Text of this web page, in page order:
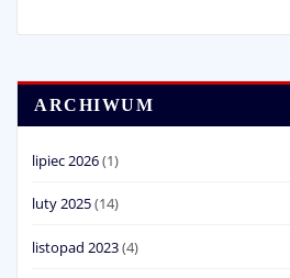
ARCHIWUM
lipiec 2026(1)
luty 2025(14)
listopad 2023(4)